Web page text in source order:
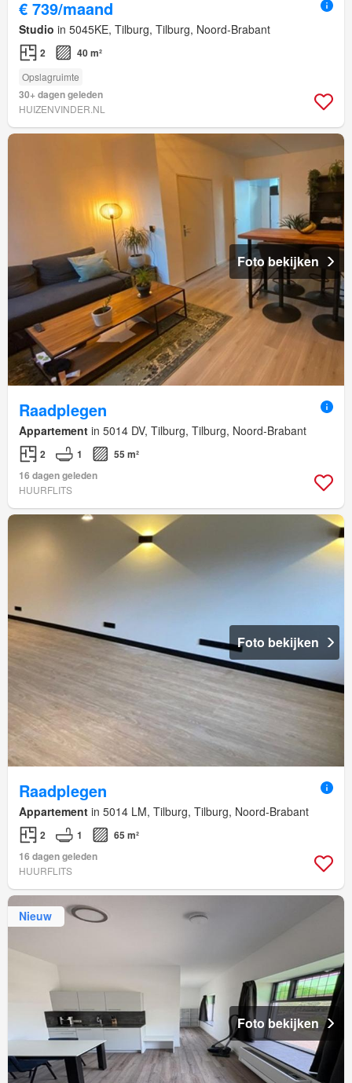
€ 739/maand
Studio in 5045KE, Tilburg, Tilburg, Noord-Brabant
2 40 m²
Opslagruimte
30+ dagen geleden
HUIZENVINDER.NL
Foto bekijken
Raadplegen
Appartement in 5014 DV, Tilburg, Tilburg, Noord-Brabant
2 1
55 m²
16 dagen geleden
HUURFLITS
Foto bekijken
Raadplegen
Appartement in 5014 LM, Tilburg, Tilburg, Noord-Brabant
2 1
65 m²
16 dagen geleden
HUURFLITS
Nieuw
Foto bekijken